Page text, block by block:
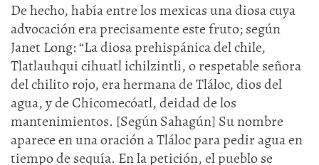
De hecho, había entre los mexicas una diosa cuya
advocación era precisamente este fruto; según
Janet Long: “La diosa prehispánica del chile,
Tlatlauhqui cihuatl ichilzintli, o respetable señora
del chilito rojo, era hermana de Tláloc, dios del
agua, y de Chicomecóatl, deidad de los
mantenimientos. [Según Sahagún] Su nombre
aparece en una oración a Tláloc para pedir agua en
tiempo de sequía. En la petición, el pueblo se